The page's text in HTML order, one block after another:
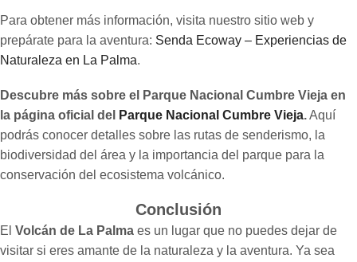
Para obtener más información, visita nuestro sitio web y
prepárate para la aventura: Senda Ecoway – Experiencias de
Naturaleza en La Palma.
Descubre más sobre el Parque Nacional Cumbre Vieja en
la página oficial del
Parque Nacional Cumbre Vieja.Aquí
podrás conocer detalles sobre las rutas de senderismo, la
biodiversidad del área y la importancia del parque para la
conservación del ecosistema volcánico.
Conclusión
El Volcán de La Palma es un lugar que no puedes dejar de
visitar si eres amante de la naturaleza y la aventura. Ya sea